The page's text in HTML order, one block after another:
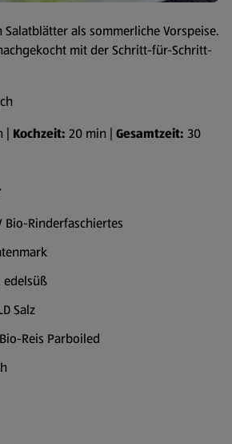
als sommerliche Vorspeise.
mit der Schritt-für-Schritt-
| Kochzeit: 20 min | Gesamtzeit: 30
Bio-Rinderfaschiertes
edelsüß
Salz
Reis Parboiled